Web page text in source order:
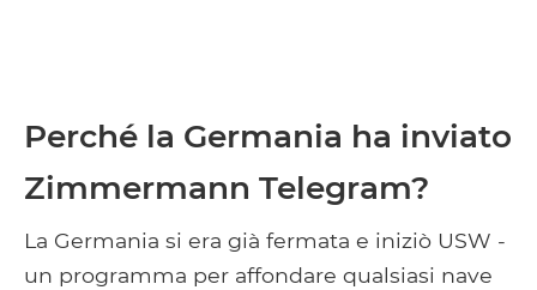
Perché la Germania ha inviato
Zimmermann Telegram?
La Germania si era già fermata e iniziò USW -
un programma per affondare qualsiasi nave